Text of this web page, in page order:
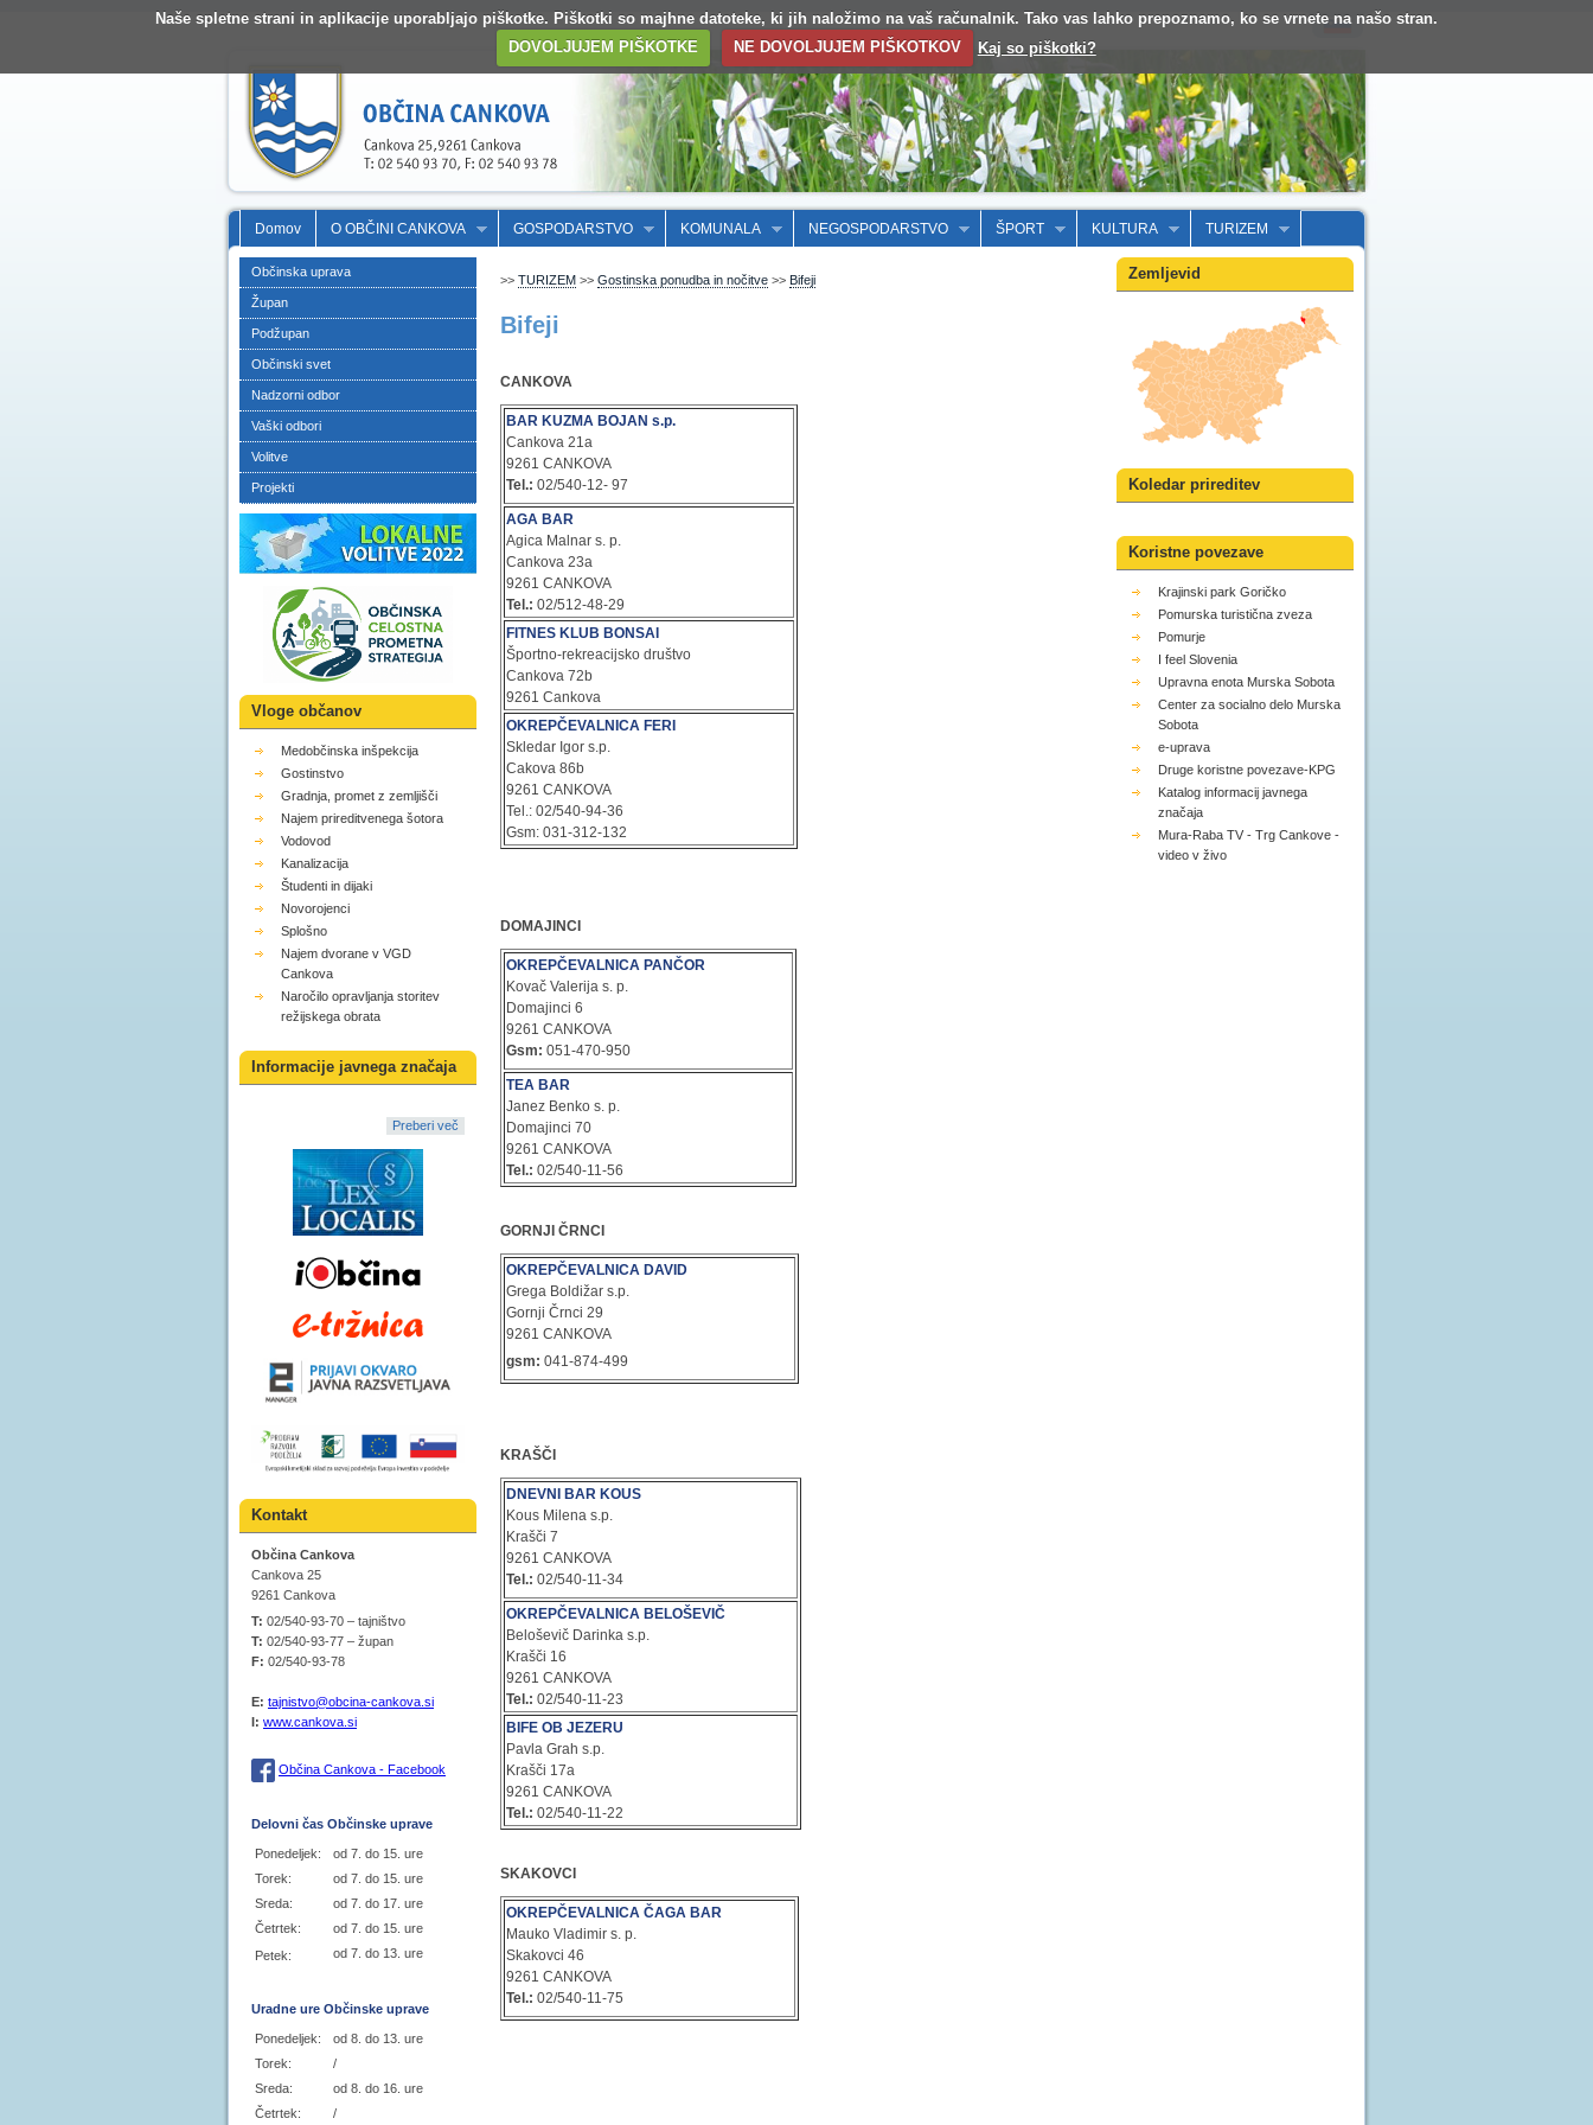
Naše spletne strani in aplikacije uporabljajo piškotke. Piškotki so majhne datoteke, ki jih naložimo na vaš računalnik. Tako vas lahko prepoznamo, ko se vrnete na našo stran.
DOVOLJUJEM PIŠKOTKE
NE DOVOLJUJEM PIŠKOTKOV Kaj so piškotki?
Domov O OBČINI CANKOVA GOSPODARSTVO KOMUNALA NEGOSPODARSTVO ŠPORT KULTURA TURIZEM
Občinska uprava
Župan
Podžupan
Občinski svet
Nadzorni odbor
Vaški odbori
Volitve
Projekti
Vloge občanov
Medobčinska inšpekcija
Gostinstvo
Gradnja, promet z zemljišči
Najem prireditvenega šotora
Vodovod
Kanalizacija
Študenti in dijaki
Novorojenci
Splošno
Najem dvorane v VGD
Cankova
Naročilo opravljanja storitev
režijskega obrata
Informacije javnega značaja
Preberi več
Kontakt
Občina Cankova
Cankova 25
9261 Cankova
T: 02/540-93-70 – tajništvo
T: 02/540-93-77 – župan
F: 02/540-93-78
E: tajnistvo@obcina-cankova.si
I: www.cankova.si
Občina Cankova - Facebook
Delovni čas Občinske uprave
Ponedeljek:
od 7. do 15. ure
Torek:
od 7. do 15. ure
Sreda:
od 7. do 17. ure
Četrtek:
od 7. do 15. ure
Petek:
od 7. do 13. ure
Uradne ure Občinske uprave
Ponedeljek:
od 8. do 13. ure
Torek:
/
Sreda:
od 8. do 16. ure
Četrtek:
/
>> TURIZEM >> Gostinska ponudba in nočitve >> Bifeji
Bifeji
CANKOVA
BAR KUZMA BOJAN s.p.
Cankova 21a
9261 CANKOVA
Tel.: 02/540-12- 97
AGA BAR
Agica Malnar s. p.
Cankova 23a
9261 CANKOVA
Tel.: 02/512-48-29
FITNES KLUB BONSAI
Športno-rekreacijsko društvo
Cankova 72b
9261 Cankova
OKREPČEVALNICA FERI
Skledar Igor s.p.
Cakova 86b
9261 CANKOVA
Tel.: 02/540-94-36
Gsm: 031-312-132
DOMAJINCI
OKREPČEVALNICA PANČOR
Kovač Valerija s. p.
Domajinci 6
9261 CANKOVA
Gsm: 051-470-950
TEA BAR
Janez Benko s. p.
Domajinci 70
9261 CANKOVA
Tel.: 02/540-11-56
GORNJI ČRNCI
OKREPČEVALNICA DAVID
Grega Boldižar s.p.
Gornji Črnci 29
9261 CANKOVA
gsm: 041-874-499
KRAŠČI
DNEVNI BAR KOUS
Kous Milena s.p.
Krašči 7
9261 CANKOVA
Tel.: 02/540-11-34
OKREPČEVALNICA BELOŠEVIČ
Beloševič Darinka s.p.
Krašči 16
9261 CANKOVA
Tel.: 02/540-11-23
BIFE OB JEZERU
Pavla Grah s.p.
Krašči 17a
9261 CANKOVA
Tel.: 02/540-11-22
SKAKOVCI
OKREPČEVALNICA ČAGA BAR
Mauko Vladimir s. p.
Skakovci 46
9261 CANKOVA
Tel.: 02/540-11-75
Zemljevid
Koledar prireditev
Koristne povezave
Krajinski park Goričko
Pomurska turistična zveza
Pomurje
I feel Slovenia
Upravna enota Murska Sobota
Center za socialno delo Murska
Sobota
e-uprava
Druge koristne povezave-KPG
Katalog informacij javnega
značaja
Mura-Raba TV - Trg Cankove -
video v živo